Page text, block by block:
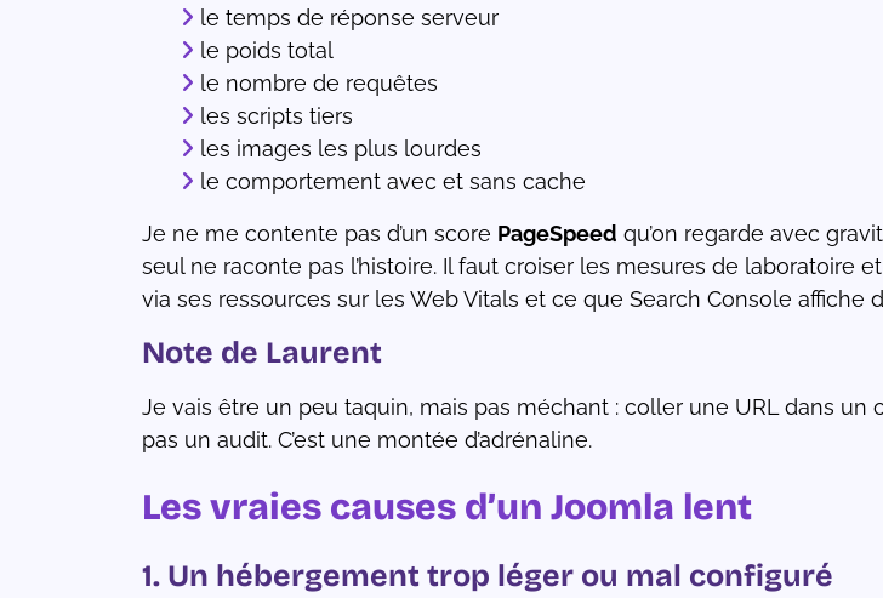
le temps de réponse serveur
le poids total
le nombre de requêtes
les scripts tiers
les images les plus lourdes
le comportement avec et sans cache
Je ne me contente pas d’un score PageSpeed qu’on regarde avec
seul ne raconte pas l’histoire. Il faut croiser les mesures de laboratoire
via ses ressources sur les Web Vitals et ce que Search Console affiche
Note de Laurent
Je vais être un peu taquin, mais pas méchant : coller une URL dans
pas un audit. C’est une montée d’adrénaline.
Les vraies causes d’un Joomla lent
1. Un hébergement trop léger ou mal configuré